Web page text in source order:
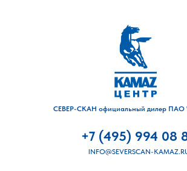
СЕВЕР-СКАН официальный дилер
+7 (495) 994 08
INFO@SEVERSCAN-